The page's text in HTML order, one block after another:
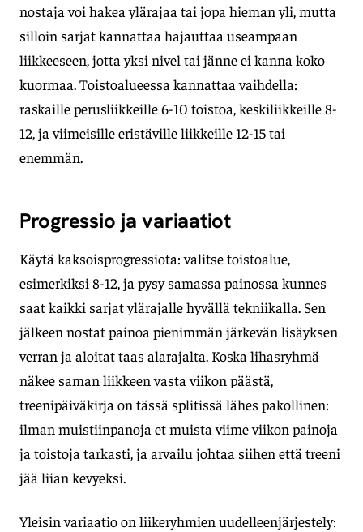
nostaja voi hakea ylärajaa tai jopa hieman yli, mutta
silloin sarjat kannattaa hajauttaa useampaan
liikkeeseen, jotta yksi nivel tai jänne ei kanna koko
kuormaa. Toistoalueessa kannattaa vaihdella:
raskaille perusliikkeille 6-10 toistoa, keskiliikkeille 8-
12, ja viimeisille eristäville liikkeille 12-15 tai
enemmän.
Progressio ja variaatiot
Käytä kaksoisprogressiota: valitse toistoalue,
esimerkiksi 8-12, ja pysy samassa painossa kunnes
saat kaikki sarjat ylärajalle hyvällä tekniikalla. Sen
jälkeen nostat painoa pienimmän järkevän lisäyksen
verran ja aloitat taas alarajalta. Koska lihasryhmä
näkee saman liikkeen vasta viikon päästä,
treenipäiväkirja on tässä splitissä lähes pakollinen:
ilman muistiinpanoja et muista viime viikon painoja
ja toistoja tarkasti, ja arvailu johtaa siihen että treeni
jää liian kevyeksi.
Yleisin variaatio on liikeryhmien uudelleenjärjestely: